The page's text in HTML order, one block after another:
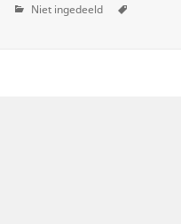
Niet ingedeeld